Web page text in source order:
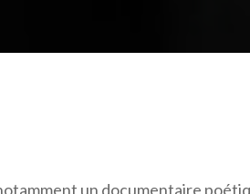
un documentaire